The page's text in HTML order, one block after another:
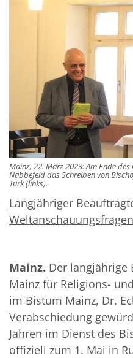
Mainz, 22. März 2023: Am Ende
Nabbefeld das Schreiben von
Türk (links).
Langjähriger
Mainz. Der langjährige
Mainz für Religions-
im Bistum Mainz, Dr.
Verabschiedung
Jahren im Dienst des
offiziell zum 1. Mai in